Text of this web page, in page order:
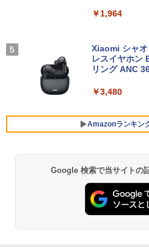
ire Max
￥19,980
WPS office
み HP
け 薄型軽量
トパソコン
￥45,700
4
【今だけ
スクトップ
付き メモリ
み USB2.0
者向け 高性
＼マラソン
新生活応援
ーミングパ
GeForce
ows11 SSD
￥12,480
I.O DATA
ニター23.8
【中古】
￥13,900
セット （ボ
￥5,280
￥1,964
Xiaomi シャ
レスイヤホン
リング ANC
￥3,480
Amazonランキン
BRUCE
[Explicit]
￥250
by Amazon 天
富士山の天然
ウォーター ペ
ットル
￥1,380
薬屋のひとり
ンガンコミッ
￥770
Google 検索で当サイトの